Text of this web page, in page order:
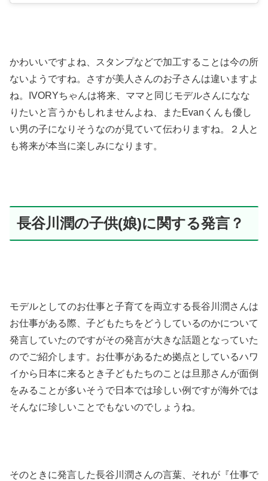
かわいいですよね、スタンプなどで加工することは今の所
ないようですね。さすが美人さんのお子さんは違いますよ
ね。IVORYちゃんは将来、ママと同じモデルさんになな
りたいと言うかもしれませんよね、またEvanくんも優し
い男の子になりそうなのが見ていて伝わりますね。２人と
も将来が本当に楽しみになります。
長谷川潤の子供(娘)に関する発言？
モデルとしてのお仕事と子育てを両立する長谷川潤さんは
お仕事がある際、子どもたちをどうしているのかについて
発言していたのですがその発言が大きな話題となっていた
のでご紹介します。お仕事があるため拠点としているハワ
イから日本に来るとき子どもたちのことは旦那さんが面倒
をみることが多いそうで日本では珍しい例ですが海外では
そんなに珍しいことでもないのでしょうね。
そのときに発言した長谷川潤さんの言葉、それが『仕事で